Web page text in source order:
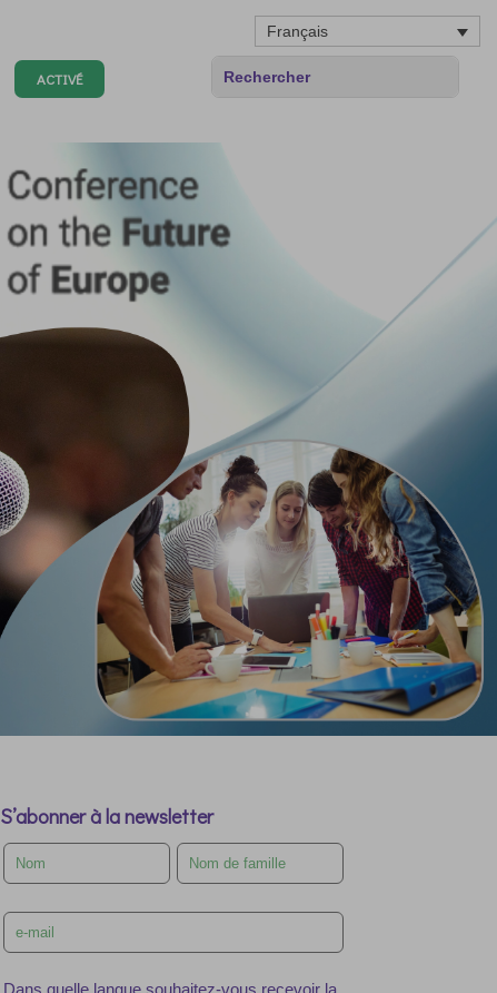
Français
ACTIVÉ
S’abonner à la newsletter
Leave
this
field